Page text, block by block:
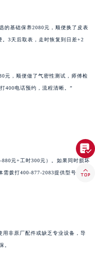
的基础保养2080元，顺便换了皮表
3天后取表，走时恢复到日差+2
元，顺便做了气密性测试，师傅检
400电话预约，流程清晰。”
元+工时300元）。如果同时损坏
需拨打400-877-2083提供型号后报
非原厂配件或缺乏专业设备，导
。

